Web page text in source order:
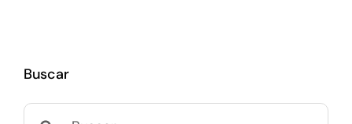
Buscar
Buscar: